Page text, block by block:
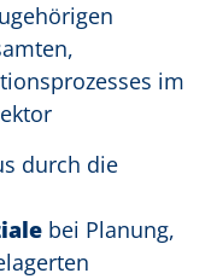
im
durch die
bei Planung,